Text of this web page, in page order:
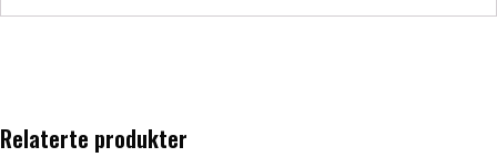
Relaterte produkter